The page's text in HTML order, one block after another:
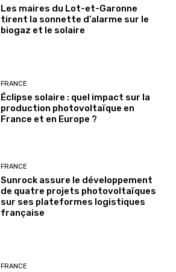
Les maires du Lot-et-Garonne
tirent la sonnette d’alarme sur le
biogaz et le solaire
FRANCE
Éclipse solaire : quel impact sur la
production photovoltaïque en
France et en Europe ?
FRANCE
Sunrock assure le développement
de quatre projets photovoltaïques
sur ses plateformes logistiques
française
FRANCE